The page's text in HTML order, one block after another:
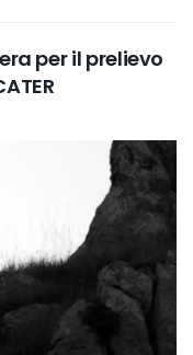
per il prelievo